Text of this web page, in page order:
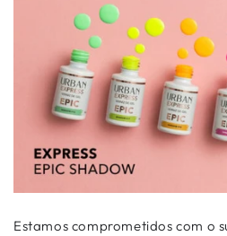
Estamos comprometidos com o